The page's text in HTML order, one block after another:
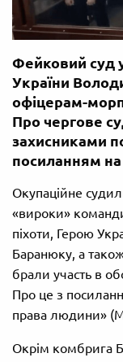
Фейковий суд
України
офіцерам-
Про чергове
захисниками
посиланням на
Окупаційне
«вироки»
піхоти, Герою
Баранюку, а
брали участь в
Про це з
права людини»
Окрім комбрига